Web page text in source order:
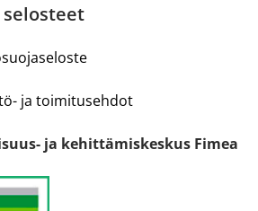
ja toimitusehdot
ja kehittämiskeskus Fimea